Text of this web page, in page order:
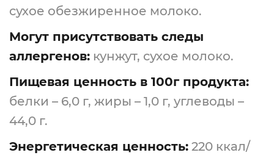
сухое обезжиренное молоко.
Могут присутствовать следы
аллергенов: кунжут, сухое молоко.
Пищевая ценность в 100г продукта:
белки – 6,0 г, жиры – 1,0 г, углеводы –
44,0 г.
Энергетическая ценность: 220 ккал/